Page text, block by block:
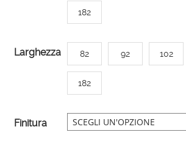
182
Larghezza 82 92 102
182
Finitura
r
v